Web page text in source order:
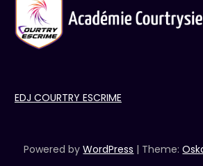
EDJ COURTRY ESCRIME
Powered byWordPress | Theme: